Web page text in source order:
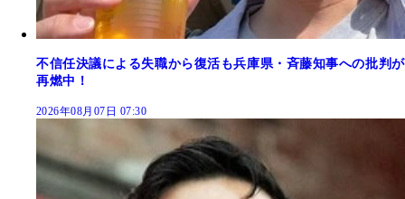
不信任決議による失職から復活も兵庫県・斉藤知事への批判が
再燃中！
2026年08月07日 07:30